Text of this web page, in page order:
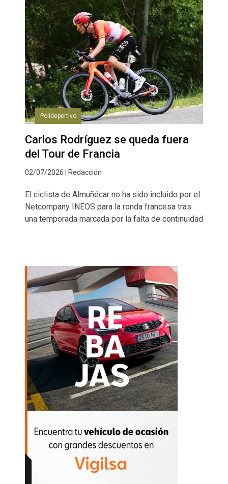
Polideportivo
Carlos Rodríguez se queda fuera
del Tour de Francia
02/07/2026 | Redacción
El ciclista de Almuñécar no ha sido incluido por el
Netcompany INEOS para la ronda francesa tras
una temporada marcada por la falta de continuidad